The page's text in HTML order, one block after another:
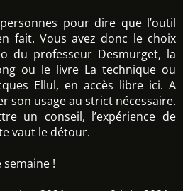
pour dire que l’outil
fait. Vous avez donc le choix
du professeur Desmurget, la
ou le livre La technique ou
Ellul, en accès libre ici. A
son usage au strict nécessaire.
un conseil, l’expérience de
vaut le détour.
!